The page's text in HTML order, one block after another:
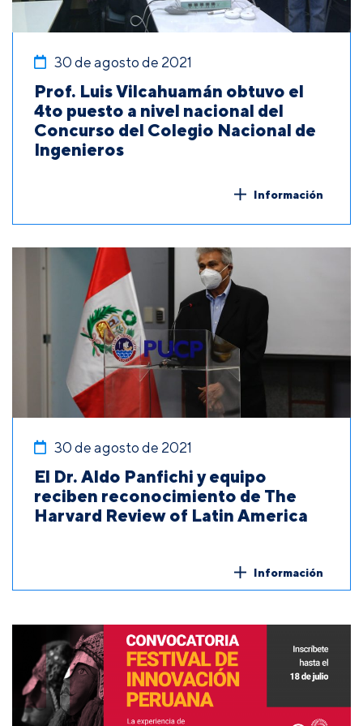
30 de agosto de 2021
Prof. Luis Vilcahuamán obtuvo el
4to puesto a nivel nacional del
Concurso del Colegio Nacional de
Ingenieros
Información
30 de agosto de 2021
El Dr. Aldo Panfichi y equipo
reciben reconocimiento de The
Harvard Review of Latin America
Información